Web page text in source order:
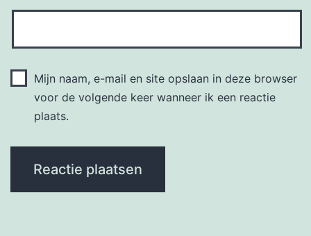
Mijn naam, e-mail en site opslaan in deze browser
voor de volgende keer wanneer ik een reactie
plaats.